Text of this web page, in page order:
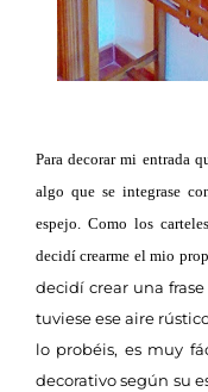
Para decorar mi entrada
algo que se integrase
espejo. Como los
decidí crearme el mio
decidí crear una
tuviese ese aire
lo probéis, es muy
decorativo según su